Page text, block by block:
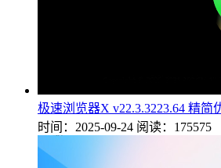
极速浏览器X v22.3.3223.64 精
时间：2025-09-24 阅读：175575